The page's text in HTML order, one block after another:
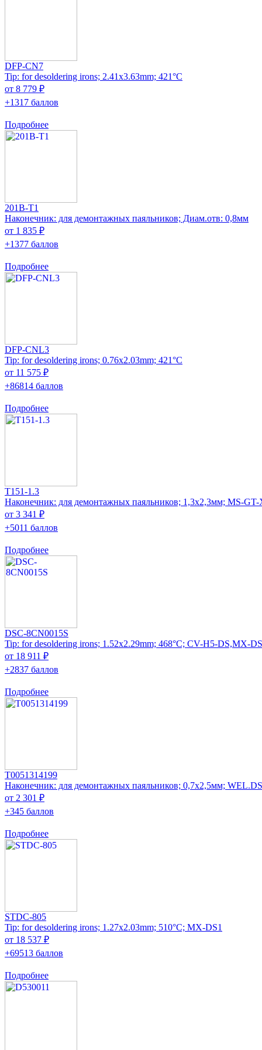
DFP-CN7
Tip: for desoldering irons; 2.41x3.63mm; 421°C
от 8 779 ₽
+1317 баллов
Подробнее
201B-T1
Наконечник: для демонтажных паяльников; Диам.отв: 0,8мм
от 1 835 ₽
+1377 баллов
Подробнее
DFP-CNL3
Tip: for desoldering irons; 0.76x2.03mm; 421°C
от 11 575 ₽
+86814 баллов
Подробнее
T151-1.3
Наконечник: для демонтажных паяльников; 1,3x2,3мм; MS-GT-
от 3 341 ₽
+5011 баллов
Подробнее
DSC-8CN0015S
Tip: for desoldering irons; 1.52x2.29mm; 468°C; CV-H5-DS,MX-
от 18 911 ₽
+2837 баллов
Подробнее
T0051314199
Наконечник: для демонтажных паяльников; 0,7x2,5мм;
от 2 301 ₽
+345 баллов
Подробнее
STDC-805
Tip: for desoldering irons; 1.27x2.03mm; 510°C; MX-DS1
от 18 537 ₽
+69513 баллов
Подробнее